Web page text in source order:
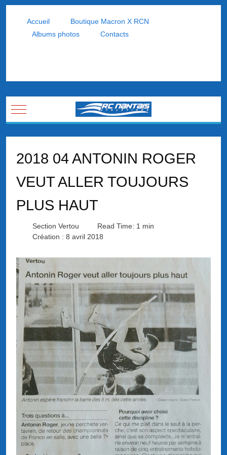
Accueil
Boutique Macron X RCN
Albums photos
Contacts
Mobile Menu Toggle
2018 04 ANTONIN ROGER
VEUT ALLER TOUJOURS
PLUS HAUT
Section Vertou
Read Time: 1 min
Création : 8 avril 2018